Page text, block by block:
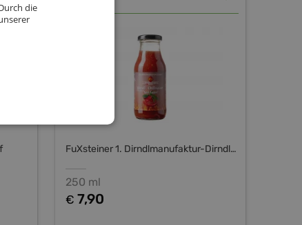
FuXsteiner 1. Dirndlmanufaktur-Dirndltal
250 ml
€ 7,90
die